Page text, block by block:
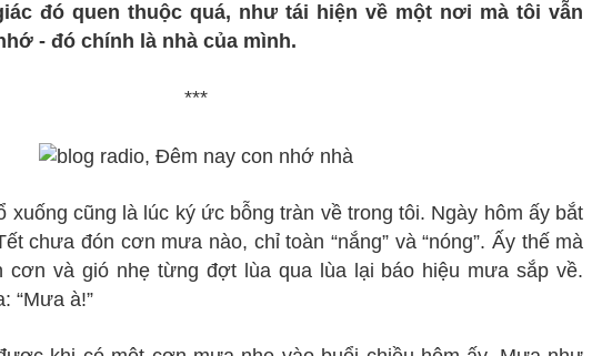
đó quen thuộc quá, như tái hiện về một nơi mà tôi vẫn
- đó chính là nhà của mình.
***
xuống cũng là lúc ký ức bỗng tràn về trong tôi. Ngày hôm ấy bắt
chưa đón cơn mưa nào, chỉ toàn “nắng” và “nóng”. Ấy thế mà
cơn và gió nhẹ từng đợt lùa qua lùa lại báo hiệu mưa sắp về.
“Mưa à!”